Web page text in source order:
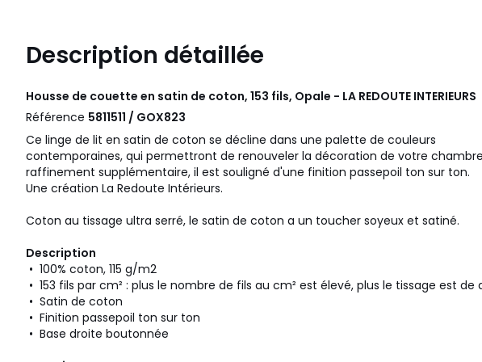
Description détaillée
Housse de couette en satin de coton, 153 fils, Opale - LA REDOUTE INTERIEURS
Référence 5811511 / GOX823
Ce linge de lit en satin de coton se décline dans une palette de couleurs
contemporaines, qui permettront de renouveler la décoration de votre
raffinement supplémentaire, il est souligné d'une finition passepoil ton sur ton.
Une création La Redoute Intérieurs.
Coton au tissage ultra serré, le satin de coton a un toucher soyeux et satiné.
Description
• 100% coton, 115 g/m2
• 153 fils par cm² : plus le nombre de fils au cm² est élevé, plus le tissage est de
• Satin de coton
• Finition passepoil ton sur ton
• Base droite boutonnée